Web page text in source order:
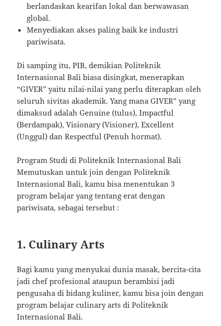
berlandaskan kearifan lokal dan berwawasan
global.
Menyediakan akses paling baik ke industri
pariwisata.
Di samping itu, PIB, demikian Politeknik
Internasional Bali biasa disingkat, menerapkan
“GIVER” yaitu nilai-nilai yang perlu diterapkan oleh
seluruh sivitas akademik. Yang mana GIVER” yang
dimaksud adalah Genuine (tulus), Impactful
(Berdampak), Visionary (Visioner), Excellent
(Unggul) dan Respectful (Penuh hormat).
Program Studi di Politeknik Internasional Bali
Memutuskan untuk join dengan Politeknik
Internasional Bali, kamu bisa menentukan 3
program belajar yang tentang erat dengan
pariwisata, sebagai tersebut :
1. Culinary Arts
Bagi kamu yang menyukai dunia masak, bercita-cita
jadi chef profesional ataupun berambisi jadi
pengusaha di bidang kuliner, kamu bisa join dengan
program belajar culinary arts di Politeknik
Internasional Bali.